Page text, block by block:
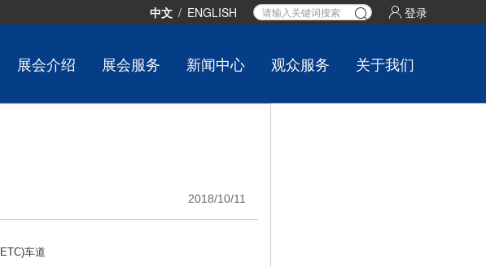
中文 / ENGLISH 登录
展会介绍 展会服务 新闻中心 观众服务 关于我们
2018/10/11